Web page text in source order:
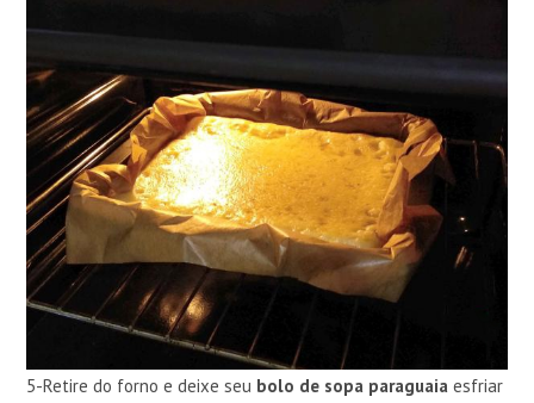
5-Retire do forno e deixe seu bolo de sopa paraguaia esfriar